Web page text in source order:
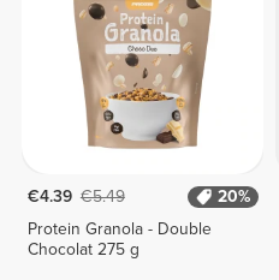
€4.39 €5.49
20%
Protein Granola - Double
Chocolat 275 g